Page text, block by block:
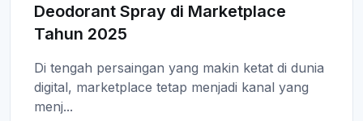
Deodorant Spray di Marketplace
Tahun 2025
Di tengah persaingan yang makin ketat di dunia
digital, marketplace tetap menjadi kanal yang
menj...